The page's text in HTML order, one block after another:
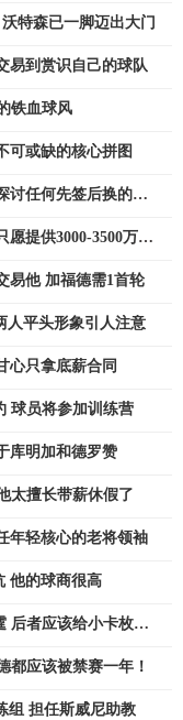
特森已一脚迈出大门
易到赏识自己的球队
铁血球风
可或缺的核心拼图
讨任何先签后换的方
愿提供3000-3500万美
易他 加福德需1首轮
人平头形象引人注意
心只拿底薪合同
球员将参加训练营
库明加和德罗赞
太擅长带薪休假了
年轻核心的老将领袖
他的球商很高
后者应该给小卡枚戒
都应该被禁赛一年！
组 担任斯威尼助教